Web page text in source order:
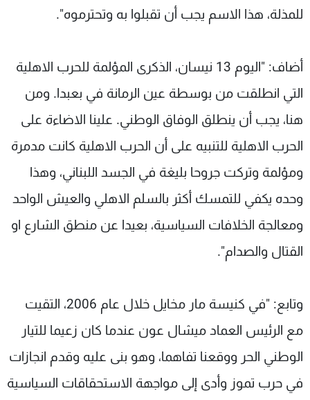
للمذلة، هذا الاسم يجب أن تقبلوا به وتحترموه".
أضاف: "اليوم 13 نيسان، الذكرى المؤلمة للحرب الاهلية
التي انطلقت من بوسطة عين الرمانة في بعبدا. ومن
هنا، يجب أن ينطلق الوفاق الوطني. علينا الاضاءة على
الحرب الاهلية للتنبيه على أن الحرب الاهلية كانت مدمرة
ومؤلمة وتركت جروحا بليغة في الجسد اللبناني، وهذا
وحده يكفي للتمسك أكثر بالسلم الاهلي والعيش الواحد
ومعالجة الخلافات السياسية، بعيدا عن منطق الشارع او
القتال والصدام".
وتابع: "في كنيسة مار مخايل خلال عام 2006، التقيت
مع الرئيس العماد ميشال عون عندما كان زعيما للتيار
الوطني الحر ووقعنا تفاهما، وهو بنى عليه وقدم انجازات
في حرب تموز وأدى إلى مواجهة الاستحقاقات السياسية